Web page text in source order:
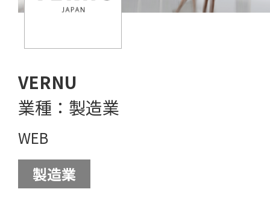
VERNU
業種：製造業
WEB
製造業